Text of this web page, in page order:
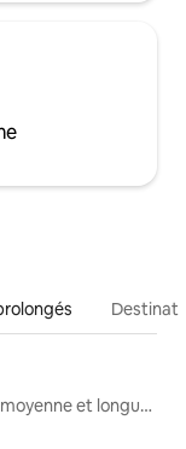
Locations moyenne et longue durée